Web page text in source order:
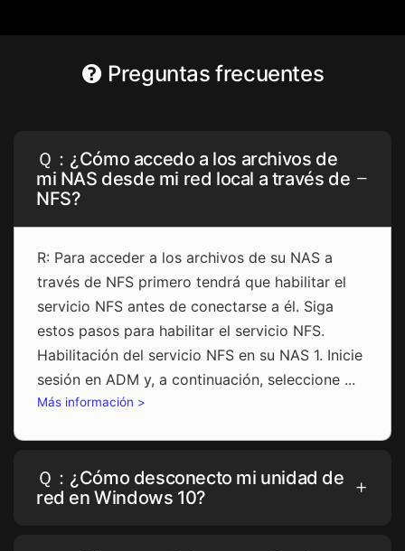
Preguntas frecuentes
Ｑ：¿Cómo accedo a los archivos de
mi NAS desde mi red local a través de
NFS?
R: Para acceder a los archivos de su NAS a
través de NFS primero tendrá que habilitar el
servicio NFS antes de conectarse a él. Siga
estos pasos para habilitar el servicio NFS.
Habilitación del servicio NFS en su NAS 1. Inicie
sesión en ADM y, a continuación, seleccione ...
Más información >
Ｑ：¿Cómo desconecto mi unidad de
red en Windows 10?